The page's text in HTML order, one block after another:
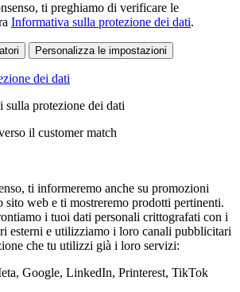
ti preghiamo di verificare le
Informativa sulla protezione dei dati.
Personalizza le impostazioni
dei dati
sulla protezione dei dati
il customer match
ti informeremo anche su promozioni
sito web e ti mostreremo prodotti pertinenti.
i tuoi dati personali crittografati con i
esterni e utilizziamo i loro canali pubblicitari
che tu utilizzi già i loro servizi:
Google, LinkedIn, Printerest, TikTok